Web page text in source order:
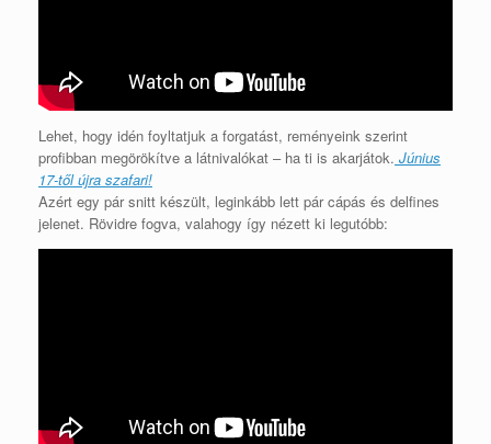
Lehet, hogy idén foyltatjuk a forgatást, reményeink szerint
profibban megörökítve a látnivalókat – ha ti is akarjátok. Június
17-től újra szafari!
Azért egy pár snitt készült, leginkább lett pár cápás és delfines
jelenet. Rövidre fogva, valahogy így nézett ki legutóbb: